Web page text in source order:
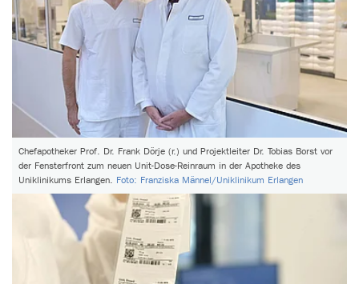
Chefapotheker Prof. Dr. Frank Dörje (r.) und Projektleiter Dr. Tobias Borst vor
der Fensterfront zum neuen Unit-Dose-Reinraum in der Apotheke des
Uniklinikums Erlangen. Foto: Franziska Männel/Uniklinikum Erlangen